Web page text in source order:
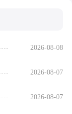
2026-08-08
2026-08-07
2026-08-07